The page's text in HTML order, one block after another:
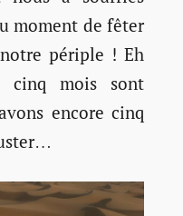
moment de fêter
périple ! Eh
mois sont
encore cinq